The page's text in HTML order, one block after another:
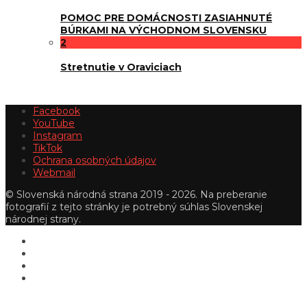
POMOC PRE DOMÁCNOSTI ZASIAHNUTÉ
BÚRKAMI NA VÝCHODNOM SLOVENSKU
2
Stretnutie v Oraviciach
Facebook
YouTube
Instagram
TikTok
Ochrana osobných údajov
Webmail
© Slovenská národná strana 2019 - 2026. Na preberanie
fotografií z tejto stránky je potrebný súhlas Slovenskej
národnej strany.